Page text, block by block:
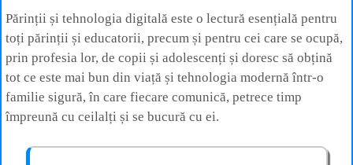
Părinții și tehnologia digitală este o lectură esențială pentru
toți părinții și educatorii, precum și pentru cei care se ocupă,
prin profesia lor, de copii și adolescenți și doresc să obțină
tot ce este mai bun din viață și tehnologia modernă într-o
familie sigură, în care fiecare comunică, petrece timp
împreună cu ceilalți și se bucură cu ei.